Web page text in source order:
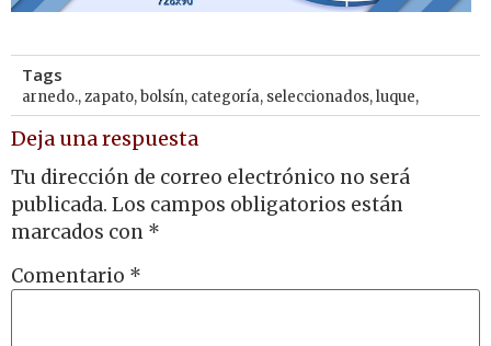
Tags
arnedo.,zapato,bolsín, categoría, seleccionados,luque,
Deja una respuesta
Tu dirección de correo electrónico no será
publicada. Los campos obligatorios están
marcados con *
Comentario *